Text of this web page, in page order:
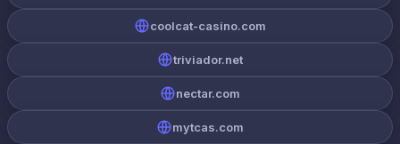
coolcat-casino.com
triviador.net
nectar.com
mytcas.com